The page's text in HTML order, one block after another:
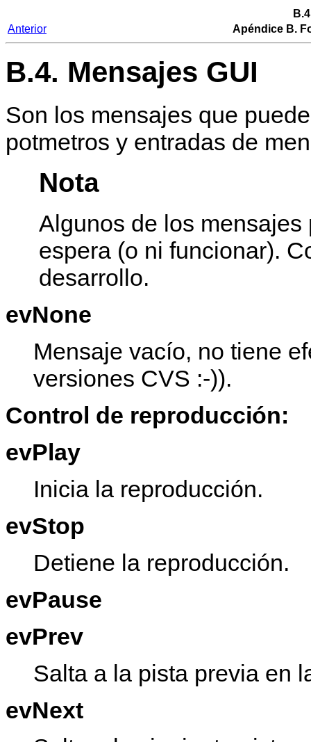
Anterior
Apéndice B.
B.4. Mensajes GUI
Son los mensajes que
potmetros y entradas de
Nota
Algunos de los
espera (o ni funcionar).
desarrollo.
evNone
Mensaje vacío, no tiene
versiones CVS :-)).
Control de reproducción:
evPlay
Inicia la reproducción.
evStop
Detiene la reproducción.
evPause
evPrev
Salta a la pista previa en
evNext